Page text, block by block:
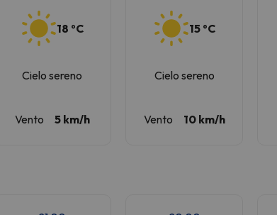
18 ºC
Cielo sereno
Vento 5 km/h
15 ºC
Cielo sereno
Vento 10 km/h